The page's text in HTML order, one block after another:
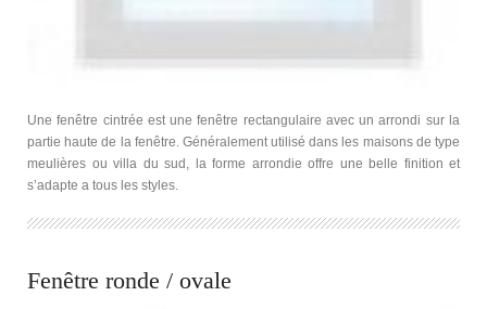
Une fenêtre cintrée est une fenêtre rectangulaire avec un arrondi sur la
partie haute de la fenêtre. Généralement utilisé dans les maisons de type
meulières ou villa du sud, la forme arrondie offre une belle finition et
s’adapte a tous les styles.
Fenêtre ronde / ovale